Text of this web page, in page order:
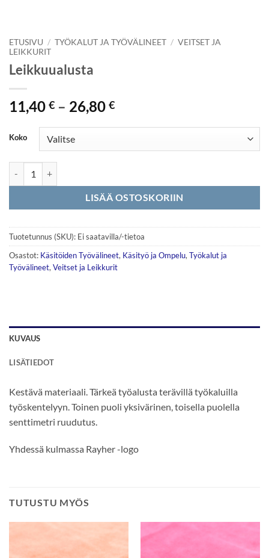
ETUSIVU / TYÖKALUT JA TYÖVÄLINEET / VEITSET JA
LEIKKURIT
Leikkuualusta
11,40 € – 26,80 €Hintaluokka:
26,80 €
Koko
LISÄÄ OSTOSKORIIN
Tuotetunnus (SKU): Ei saatavilla/-tietoa
Osastot: Käsitöiden Työvälineet, Käsityö ja Ompelu, Työkalut ja
Työvälineet, Veitset ja Leikkurit
KUVAUS
LISÄTIEDOT
Kestävä materiaali. Tärkeä työalusta terävillä työkaluilla
työskentelyyn. Toinen puoli yksivärinen, toisella puolella
senttimetri ruudutus.
Yhdessä kulmassa Rayher -logo
TUTUSTU MYÖS